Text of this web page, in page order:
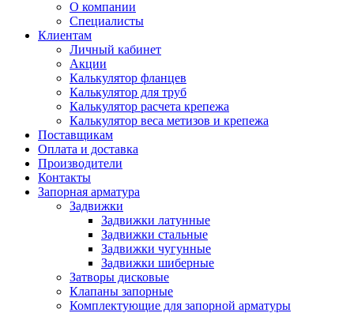
О компании
Специалисты
Клиентам
Личный кабинет
Акции
Калькулятор фланцев
Калькулятор для труб
Калькулятор расчета крепежа
Калькулятор веса метизов и крепежа
Поставщикам
Оплата и доставка
Производители
Контакты
Запорная арматура
Задвижки
Задвижки латунные
Задвижки стальные
Задвижки чугунные
Задвижки шиберные
Затворы дисковые
Клапаны запорные
Комплектующие для запорной арматуры